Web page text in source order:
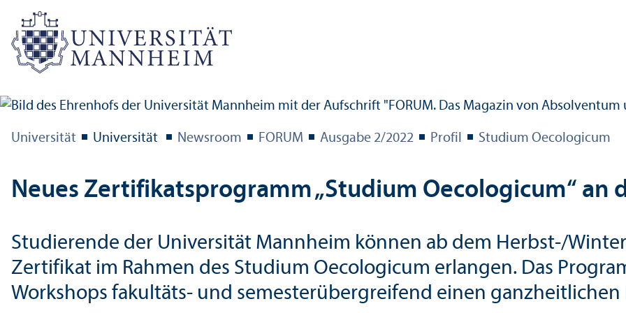
Universität Universität Newsroom FORUM Ausgabe 2/2022 Profil Studium Oecologicum
Neues Zertifikats­programm „Studium Oecologicum“ an
Studierende der Universität Mannheim können ab dem Herbst-/
Zertifikat im Rahmen des Studium Oecologicum erlangen. Das
Workshops fakultäts- und semester­übergreifend einen ganzheitlichen